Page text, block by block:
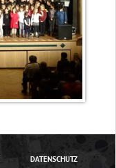
DATENSCHUTZ